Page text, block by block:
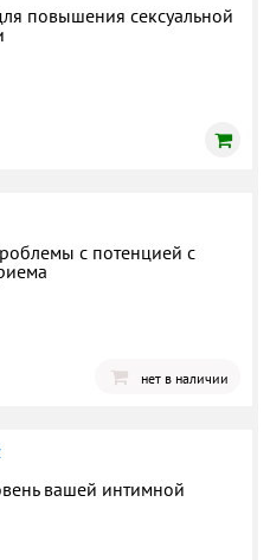
повышения сексуальной
с потенцией с
нет в наличии
вашей интимной